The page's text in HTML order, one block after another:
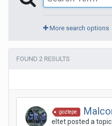
More search options
FOUND 2 RESULTS
goztepe
eltet posted a topic